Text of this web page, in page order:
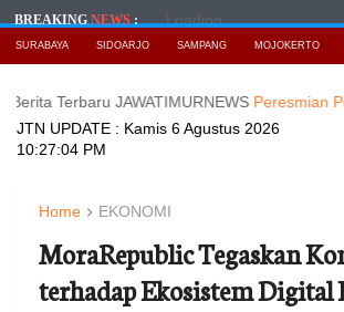
BREAKINGNEWS: Loading...
SURABAYA SIDOARJO SAMPANG MOJOKERTO
JAWATIMURNEWSPeresmian
JTN UPDATE : Kamis 6 Agustus 2026
10:27:06 PM
Home EKONOMI
MoraRepublic Tegaskan
terhadap Ekosistem Digital